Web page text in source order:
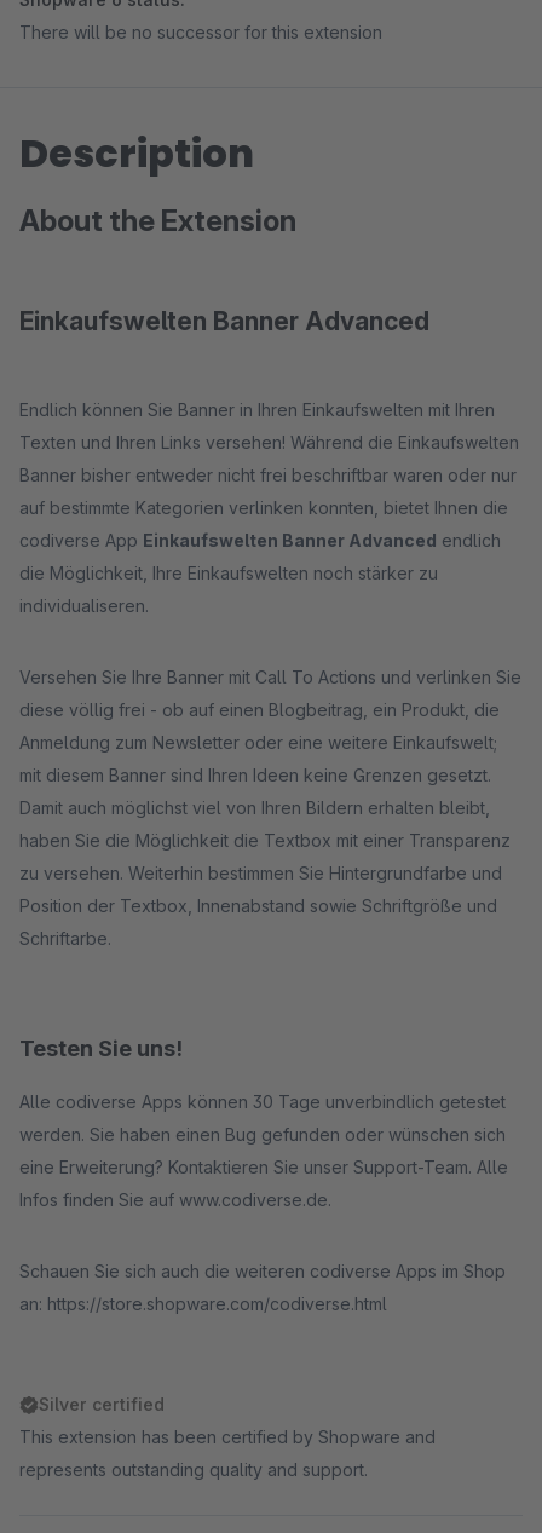
There will be no successor for this extension
Description
About the Extension
Einkaufswelten Banner Advanced
Endlich können Sie Banner in Ihren Einkaufswelten mit Ihren
Texten und Ihren Links versehen! Während die Einkaufswelten
Banner bisher entweder nicht frei beschriftbar waren oder nur
auf bestimmte Kategorien verlinken konnten, bietet Ihnen die
codiverse App Einkaufswelten Banner Advanced endlich
die Möglichkeit, Ihre Einkaufswelten noch stärker zu
individualiseren.
Versehen Sie Ihre Banner mit Call To Actions und verlinken Sie
diese völlig frei - ob auf einen Blogbeitrag, ein Produkt, die
Anmeldung zum Newsletter oder eine weitere Einkaufswelt;
mit diesem Banner sind Ihren Ideen keine Grenzen gesetzt.
Damit auch möglichst viel von Ihren Bildern erhalten bleibt,
haben Sie die Möglichkeit die Textbox mit einer Transparenz
zu versehen. Weiterhin bestimmen Sie Hintergrundfarbe und
Position der Textbox, Innenabstand sowie Schriftgröße und
Schriftarbe.
Testen Sie uns!
Alle codiverse Apps können 30 Tage unverbindlich getestet
werden. Sie haben einen Bug gefunden oder wünschen sich
eine Erweiterung? Kontaktieren Sie unser Support-Team. Alle
Infos finden Sie auf www.codiverse.de.
Schauen Sie sich auch die weiteren codiverse Apps im Shop
an: https://store.shopware.com/codiverse.html
Silver certified
This extension has been certified by Shopware and
represents outstanding quality and support.